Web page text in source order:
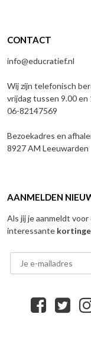
CONTACT
info@educratief.nl
Wij zijn telefonisch
vrijdag tussen 9.00 en
06-82147569
Bezoekadres en
8927 AM Leeuwarden
AANMELDEN
Als jij je aanmeldt
interessante